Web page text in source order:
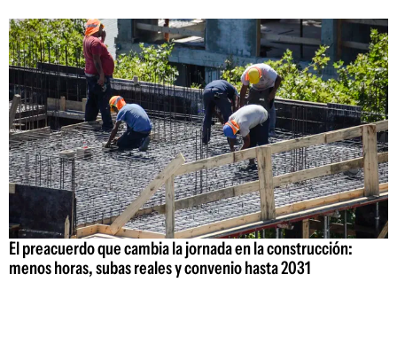
El preacuerdo que cambia la jornada en la construcción:
menos horas, subas reales y convenio hasta 2031